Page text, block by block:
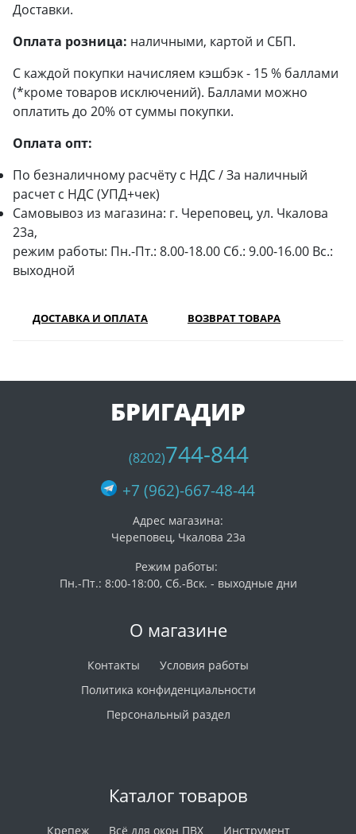
Доставки.
Оплата розница: наличными, картой и СБП.
С каждой покупки начисляем кэшбэк - 15 % баллами
(*кроме товаров исключений). Баллами можно
оплатить до 20% от суммы покупки.
Оплата опт:
По безналичному расчёту с НДС / За наличный
расчет с НДС (УПД+чек)
Самовывоз из магазина: г. Череповец, ул. Чкалова
23а,
режим работы: Пн.-Пт.: 8.00-18.00 Сб.: 9.00-16.00 Вс.:
выходной
ДОСТАВКА И ОПЛАТА ВОЗВРАТ ТОВАРА
О магазине
Контакты
Условия работы
Политика конфиденциальности
Персональный раздел
Каталог товаров
Крепеж Всё для окон ПВХ Инструмент
БРИГАДИР
(8202)744-844
+7 (962)-667-48-44
Адрес магазина:
Череповец, Чкалова 23а
Режим работы:
Пн.-Пт.: 8:00-18:00, Сб.-Вск. - выходные дни